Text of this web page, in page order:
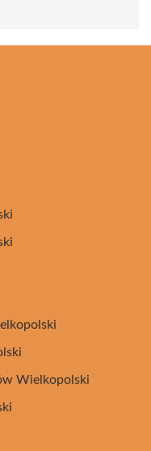
Wielkopolski